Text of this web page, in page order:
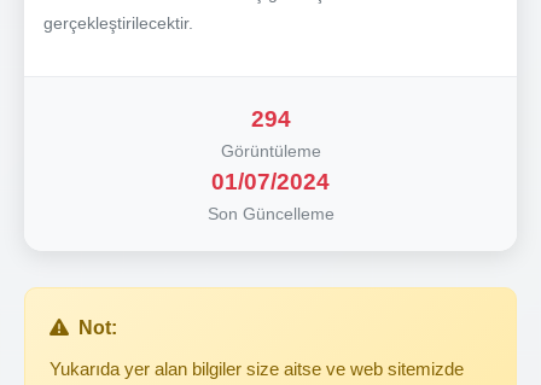
gerçekleştirilecektir.
294
Görüntüleme
01/07/2024
Son Güncelleme
Not:
Yukarıda yer alan bilgiler size aitse ve web sitemizde